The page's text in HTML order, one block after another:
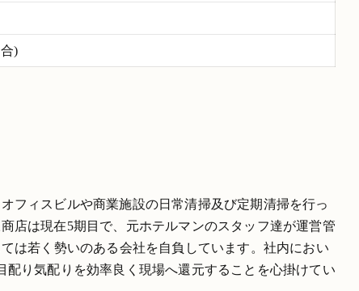
)
フィスビルや商業施設の日常清掃及び定期清掃を行っ
店は現在5期目で、元ホテルマンのスタッフ達が運営管
は若く勢いのある会社を自負しています。社内におい
り気配りを効率良く現場へ還元することを心掛けてい